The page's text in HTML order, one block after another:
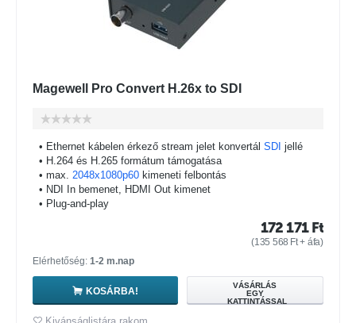
Magewell Pro Convert H.26x to SDI
• Ethernet kábelen érkező stream jelet konvertál SDI jellé
• H.264 és H.265 formátum támogatása
• max. 2048x1080p60 kimeneti felbontás
• NDI In bemenet, HDMI Out kimenet
• Plug-and-play
172 171 Ft
(135 568 Ft+ áfa)
Elérhetőség: 1-2 m.nap
KOSÁRBA!
VÁSÁRLÁS
EGY
KATTINTÁSSAL